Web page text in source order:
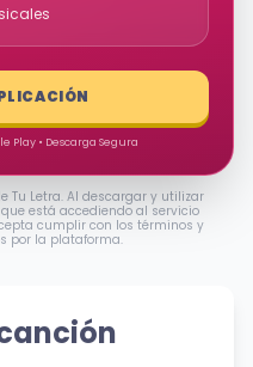
Play • Descarga Segura
Tu Letra. Al descargar y utilizar
está accediendo al servicio
cumplir con los términos y
por la plataforma.